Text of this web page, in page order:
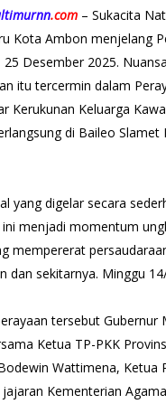
.com– Sukacita
Kota Ambon menjelang
25 Desember 2025.
itu tercermin dalam
Kerukunan Keluarga
di Baileo Slamet
yang digelar secara
menjadi momentum
mempererat
dan sekitarnya. Minggu
tersebut Gubernur
Ketua TP-PKK
Wattimena, Ketua
Kementerian